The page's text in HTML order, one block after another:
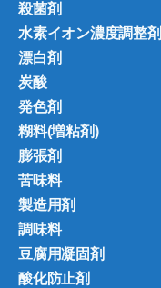
殺菌剤
水素イオン濃度調整剤
漂白剤
炭酸
発色剤
糊料(増粘剤)
膨張剤
苦味料
製造用剤
調味料
豆腐用凝固剤
酸化防止剤